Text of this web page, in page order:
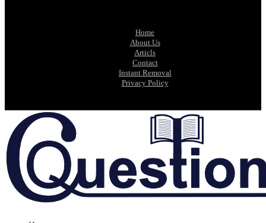
Home
About Us
Articls
Contact
Instant Removal
Privacy Policy